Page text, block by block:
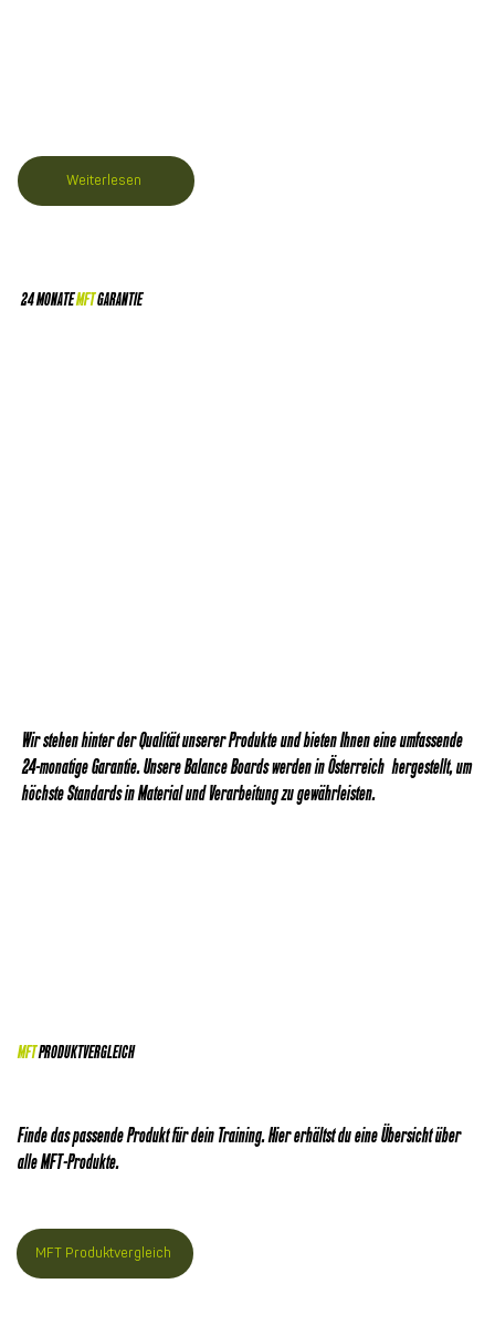
Weiterlesen
24 MONATEMFTGARANTIE
Wir stehen hinter der Qualität unserer Produkte und bieten Ihnen eine umfassende
24-monatige Garantie. Unsere Balance Boards werden in Österreich hergestellt, um
höchste Standards in Material und Verarbeitung zu gewährleisten.
MFTPRODUKTVERGLEICH
Finde das passende Produkt für dein Training. Hier erhältst du eine Übersicht über
alle MFT-Produkte.
MFT Produktvergleich